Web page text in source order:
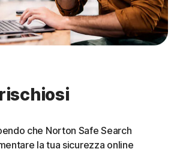
che Norton Safe Search
la tua sicurezza online